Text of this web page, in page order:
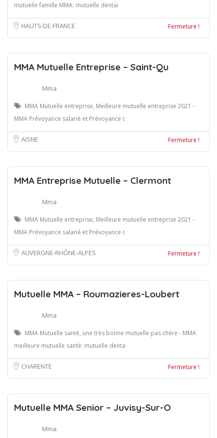
mutuelle famille MMA: mutuelle dentai
HAUTS-DE-FRANCE Fermeture !
MMA Mutuelle Entreprise – Saint-Qu
Mma
MMA Mutuelle entreprise, Meilleure mutuelle entreprise 2021 -
MMA Prévoyance salarié et Prévoyance c
AISNE Fermeture !
MMA Entreprise Mutuelle – Clermont
Mma
MMA Mutuelle entreprise, Meilleure mutuelle entreprise 2021 -
MMA Prévoyance salarié et Prévoyance c
AUVERGNE-RHÔNE-ALPES Fermeture !
Mutuelle MMA – Roumazieres-Loubert
Mma
MMA Mutuelle santé, une très bonne mutuelle pas chère - MMA
meilleure mutuelle santé: mutuelle denta
CHARENTE Fermeture !
Mutuelle MMA Senior – Juvisy-Sur-O
Mma